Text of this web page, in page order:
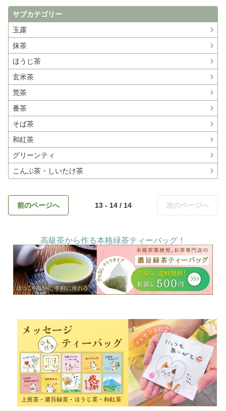
サブカテゴリー
玉露
抹茶
ほうじ茶
玄米茶
荒茶
番茶
そば茶
和紅茶
グリーンティ
こんぶ茶・しいたけ茶
前のページへ 13 - 14 / 14 次のページへ
高級茶から作る本格緑茶ティーバッグ！